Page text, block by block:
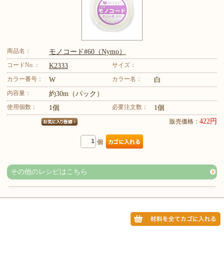
商品名： モノコード#60（Nymo）
コードNo.： K2333
サイズ：
カラー番号：
W カラー名： 白
内容量： 約30m（パック）
使用個数： 1個 必要注文数： 1個
販売価格： 422円
個
その他のレシピはこちら